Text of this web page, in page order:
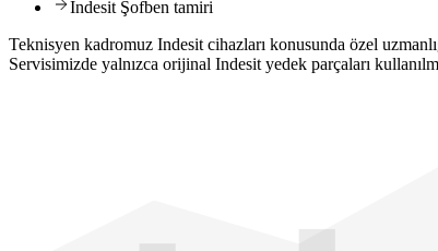
Indesit Şofben tamiri
Teknisyen kadromuz Indesit cihazları konusunda özel
Servisimizde yalnızca orijinal Indesit yedek parçaları